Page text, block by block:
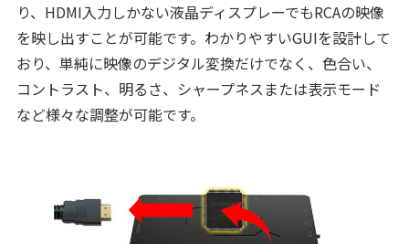
り、HDMI入力しかない液晶ディスプレーでもRCAの映像
を映し出すことが可能です。わかりやすいGUIを設計して
おり、単純に映像のデジタル変換だけでなく、色合い、
コントラスト、明るさ、シャープネスまたは表示モード
など様々な調整が可能です。